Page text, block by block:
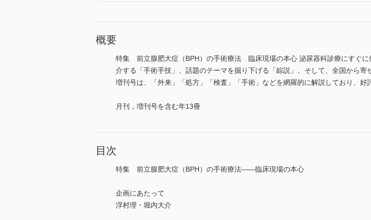
概要
特集 前立腺肥大症（BPH）の手術療法 臨床現場の本心 泌尿器科診療にすぐに
介する「手術手技」、話題のテーマを掘り下げる「綜説」、そして、全国から
増刊号は、「外来」「処方」「検査」「手術」などを網羅的に解説しており、
月刊，増刊号を含む年13冊
目次
特集 前立腺肥大症（BPH）の手術療法――臨床現場の本心
企画にあたって
浮村理・堀内大介